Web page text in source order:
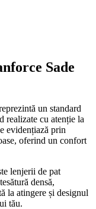
Sade
un standard
realizate cu atenție la
evidențiază prin
oferind un confort
lenjerii de pat
densă,
la atingere și designul
tău.